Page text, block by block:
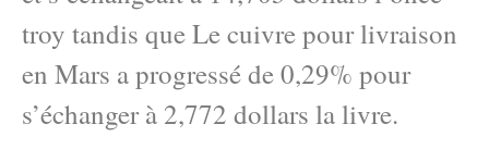
troy tandis que Le cuivre pour livraison
en Mars a progressé de 0,29% pour
s’échanger à 2,772 dollars la livre.